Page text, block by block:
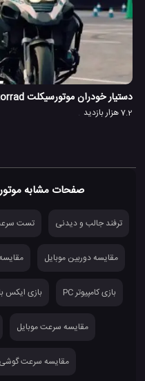
دستیار خودران موتورسیکلت BMW Motorrad در CES 2019
7.2 هزار بازدید
صفحات مشابه
ترفند جالب و دیدنی تست
مقایسه دوربین موبایل
بازی کامپیوتر PC بازی ایکس
مقایسه سرعت موبایل
مقایسه سرعت گوشی